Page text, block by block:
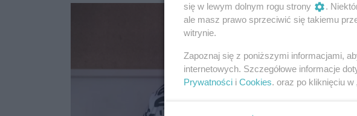
się w lewym dolnym rogu strony
.
ale masz prawo sprzeciwić się takiemu
witrynie.
Zapoznaj się z poniższymi informacjami,
internetowych. Szczegółowe informacje
Prywatności i Cookies. oraz po kliknięciu w